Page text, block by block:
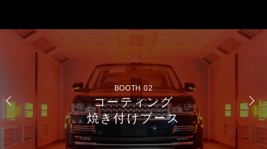
BOOTH 03
コーティング施工
専用ブース